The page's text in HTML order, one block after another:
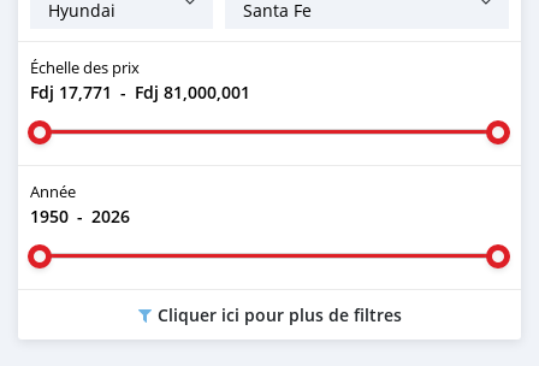
Échelle des prix
Fdj 17,771 - Fdj 81,000,001
Année
1950 - 2026
Cliquer ici pour plus de filtres